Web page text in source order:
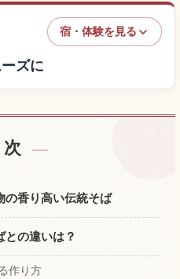
宿・体験を見る
ズに
宿を探す
験を探す↗
次
香り高い伝統そば
の違いは？
作り方